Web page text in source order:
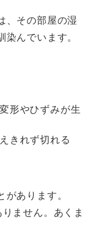
、その部屋の湿
んでいます。
形やひずみが生
きれず切れる
あります。
ません。あくま